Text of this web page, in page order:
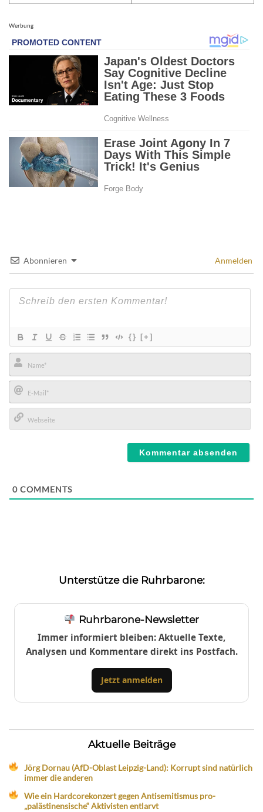
Werbung
Abonnieren Anmelden
{} [+]
Name*
E-
Mail*
0 COMMENTS
Unterstütze die Ruhrbarone:
Ruhrbarone-Newsletter
Immer informiert bleiben: Aktuelle Texte,
Analysen und Kommentare direkt ins Postfach.
Jetzt anmelden
Aktuelle Beiträge
Jörg Dornau (AfD-Oblast Leipzig-Land): Korrupt sind natürlich
immer die anderen
Wie ein Hardcorekonzert gegen Antisemitismus pro-
„palästinensische“ Aktivisten entlarvt